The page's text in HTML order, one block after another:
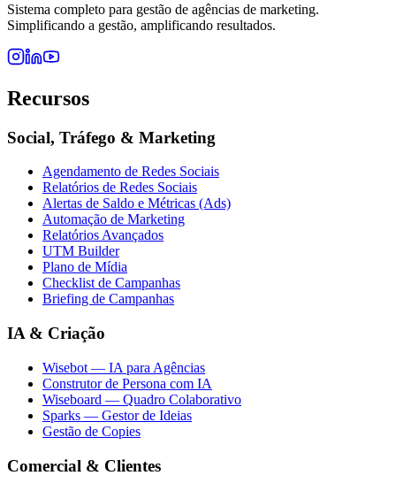
Sistema completo para gestão de agências de marketing.
Simplificando a gestão, amplificando resultados.
Recursos
Social, Tráfego & Marketing
Agendamento de Redes Sociais
Relatórios de Redes Sociais
Alertas de Saldo e Métricas (Ads)
Automação de Marketing
Relatórios Avançados
UTM Builder
Plano de Mídia
Checklist de Campanhas
Briefing de Campanhas
IA & Criação
Wisebot — IA para Agências
Construtor de Persona com IA
Wiseboard — Quadro Colaborativo
Sparks — Gestor de Ideias
Gestão de Copies
Comercial & Clientes